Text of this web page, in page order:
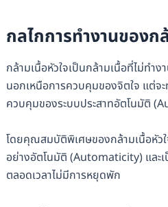
กลไกการทำงานของก
กล้ามเนื้อหัวใจเป็นกล้ามเนื้อที่ไม่ทำ
นอกเหนือการควบคุมของจิตใจ แต่จ
ควบคุมของระบบประสาทอัตโนมัติ
โดยคุณสมบัติพิเศษของกล้ามเนื้อหัว
อย่างอัตโนมัติ (Automaticity) และ
ตลอดเวลาไม่มีการหยุดพัก